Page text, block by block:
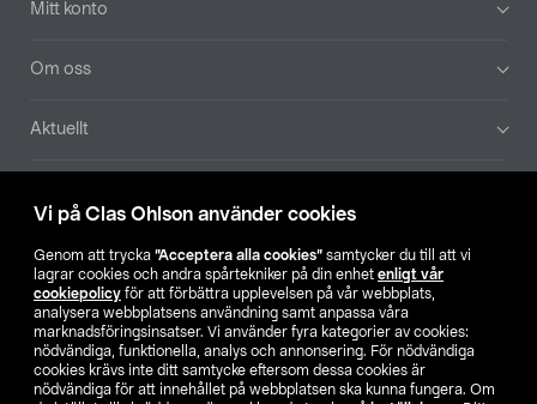
Vi på Clas Ohlson använder cookies
Genom att trycka ”Acceptera alla cookies” samtycker du till att vi
lagrar cookies och andra spårtekniker på din enhet enligt vår
cookiepolicy för att förbättra upplevelsen på vår webbplats,
analysera webbplatsens användning samt anpassa våra
marknadsföringsinsatser. Vi använder fyra kategorier av cookies:
nödvändiga, funktionella, analys och annonsering. För nödvändiga
cookies krävs inte ditt samtycke eftersom dessa cookies är
nödvändiga för att innehållet på webbplatsen ska kunna fungera. Om
Mitt konto
Om oss
Aktuellt
Hitta butik
SE NO FI